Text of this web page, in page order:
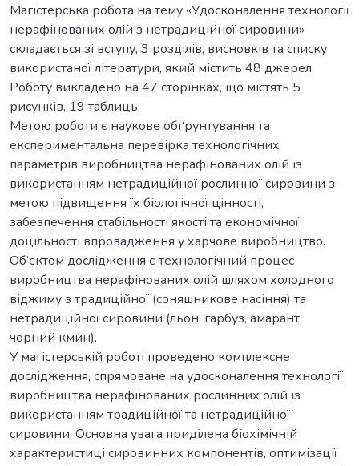
Магістерська робота на тему «Удосконалення технології
нерафінованих олій з нетрадиційної сировини»
складається зі вступу, 3 розділів, висновків та списку
використаної літератури, який містить 48 джерел.
Роботу викладено на 47 сторінках, що містять 5
рисунків, 19 таблиць.
Метою роботи є наукове обґрунтування та
експериментальна перевірка технологічних
параметрів виробництва нерафінованих олій із
використанням нетрадиційної рослинної сировини з
метою підвищення їх біологічної цінності,
забезпечення стабільності якості та економічної
доцільності впровадження у харчове виробництво.
Об’єктом дослідження є технологічний процес
виробництва нерафінованих олій шляхом холодного
віджиму з традиційної (соняшникове насіння) та
нетрадиційної сировини (льон, гарбуз, амарант,
чорний кмин).
У магістерській роботі проведено комплексне
дослідження, спрямоване на удосконалення технології
виробництва нерафінованих рослинних олій із
використанням традиційної та нетрадиційної
сировини. Основна увага приділена біохімічній
характеристиці сировинних компонентів, оптимізації